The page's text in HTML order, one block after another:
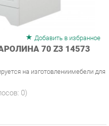
70 Z3 14573
на изготовлениимебели для